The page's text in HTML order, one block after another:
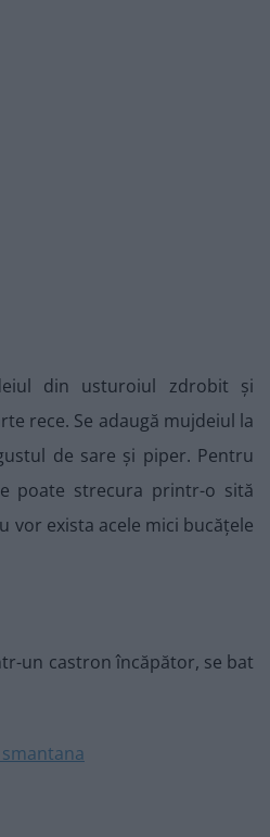
din usturoiul zdrobit și
rece. Se adaugă mujdeiul la
de sare și piper. Pentru
poate strecura printr-o sită
vor exista acele mici bucățele
un castron încăpător, se bat